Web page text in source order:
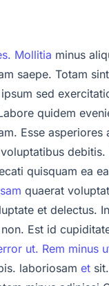
Mollitia minus
saepe. Totam
sed
quidem
Esse asperiores
quisquam ea
quaerat
et delectus.
Est id
ut. Rem minus
laboriosam et